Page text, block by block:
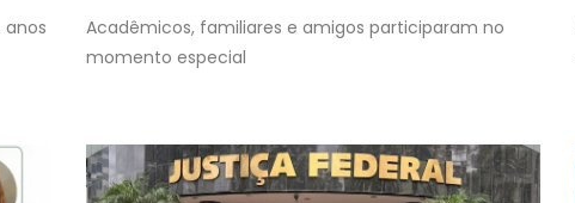
Acadêmicos, familiares e amigos participaram no
momento especial